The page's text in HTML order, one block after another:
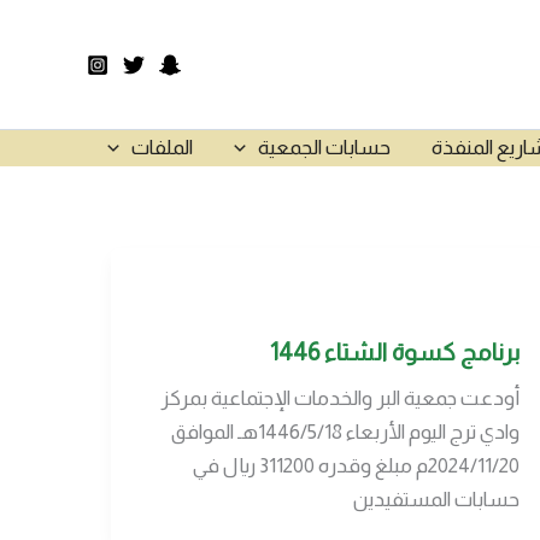
المنفذة حسابات الجمعية الملفات
برنامج كسوة الشتاء 1446
أودعت جمعية البر والخدمات الإجتماعية بمركز
وادي ترج اليوم الأربعاء 1446/5/18هـ الموافق
2024/11/20م مبلغ وقدره 311200 ريال في
حسابات المستفيدين